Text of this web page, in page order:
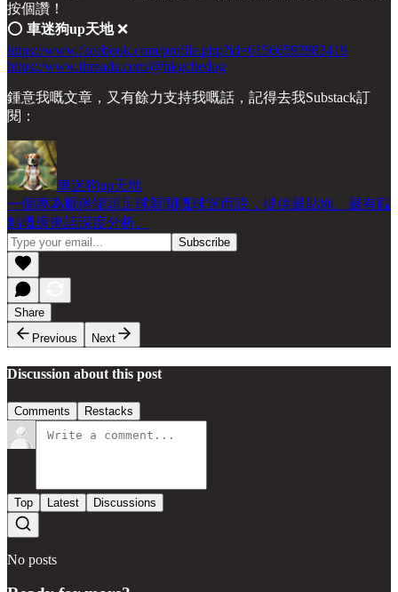
按個讚！
⭕️ 車迷狗up天地❌
https://www.facebook.com/profile.php?id=61566593983419
https://www.threads.com/@hkgchedog
鍾意我嘅文章，又有餘力支持我嘅話，記得去我Substack訂
閱：
車迷狗up天地
一個專為厭倦罐頭足球新聞嘅球迷而設，提供最貼地、最有觀
點嘅廣東話深度分析。
Share
Previous
Next
Discussion about this post
Comments Restacks
Top Latest Discussions
No posts